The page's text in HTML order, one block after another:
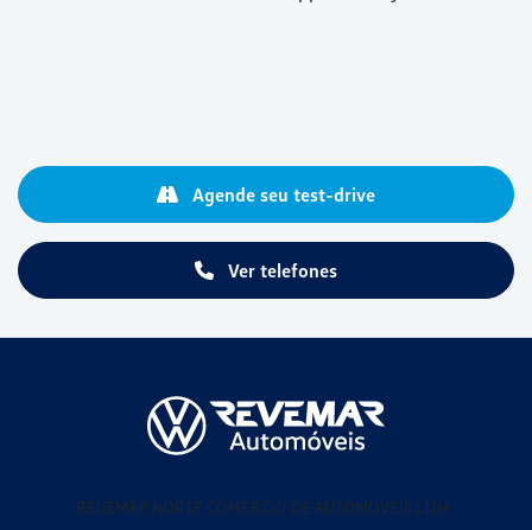
Ver telefones
Agende seu test-drive
REVEMAR NORTE COMERCIO DE AUTOMOVEIS LTDA